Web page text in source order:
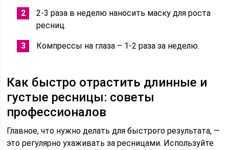
2-3 раза в неделю наносить маску для роста
ресниц.
Компрессы на глаза – 1-2 раза за неделю.
Как быстро отрастить длинные и
густые ресницы: советы
профессионалов
Главное, что нужно делать для быстрого результата, —
это регулярно ухаживать за ресницами. Используйте